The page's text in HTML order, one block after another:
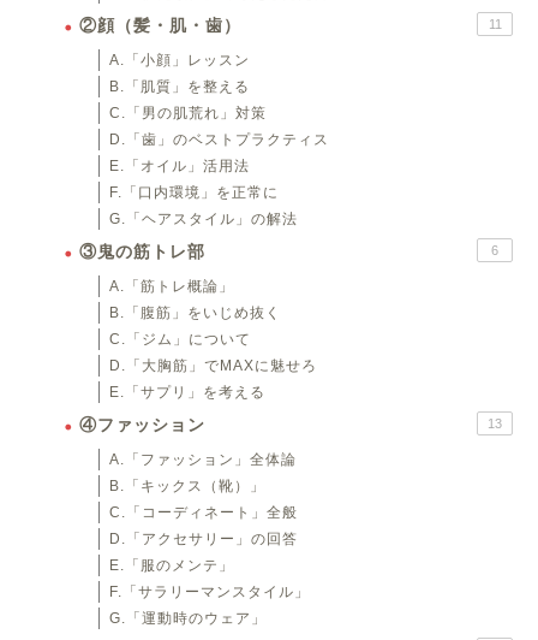
②顔（髪・肌・歯） 11
A.「小顔」レッスン
B.「肌質」を整える
C.「男の肌荒れ」対策
D.「歯」のベストプラクティス
E.「オイル」活用法
F.「口内環境」を正常に
G.「ヘアスタイル」の解法
③鬼の筋トレ部 6
A.「筋トレ概論」
B.「腹筋」をいじめ抜く
C.「ジム」について
D.「大胸筋」でMAXに魅せろ
E.「サプリ」を考える
④ファッション 13
A.「ファッション」全体論
B.「キックス（靴）」
C.「コーディネート」全般
D.「アクセサリー」の回答
E.「服のメンテ」
F.「サラリーマンスタイル」
G.「運動時のウェア」